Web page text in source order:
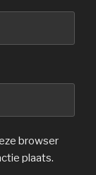
browser
plaats.